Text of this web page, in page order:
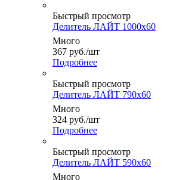
Быстрый просмотр
Делитель ЛАЙТ 1000x60
Много
367 руб./шт
Подробнее
Быстрый просмотр
Делитель ЛАЙТ 790x60
Много
324 руб./шт
Подробнее
Быстрый просмотр
Делитель ЛАЙТ 590x60
Много